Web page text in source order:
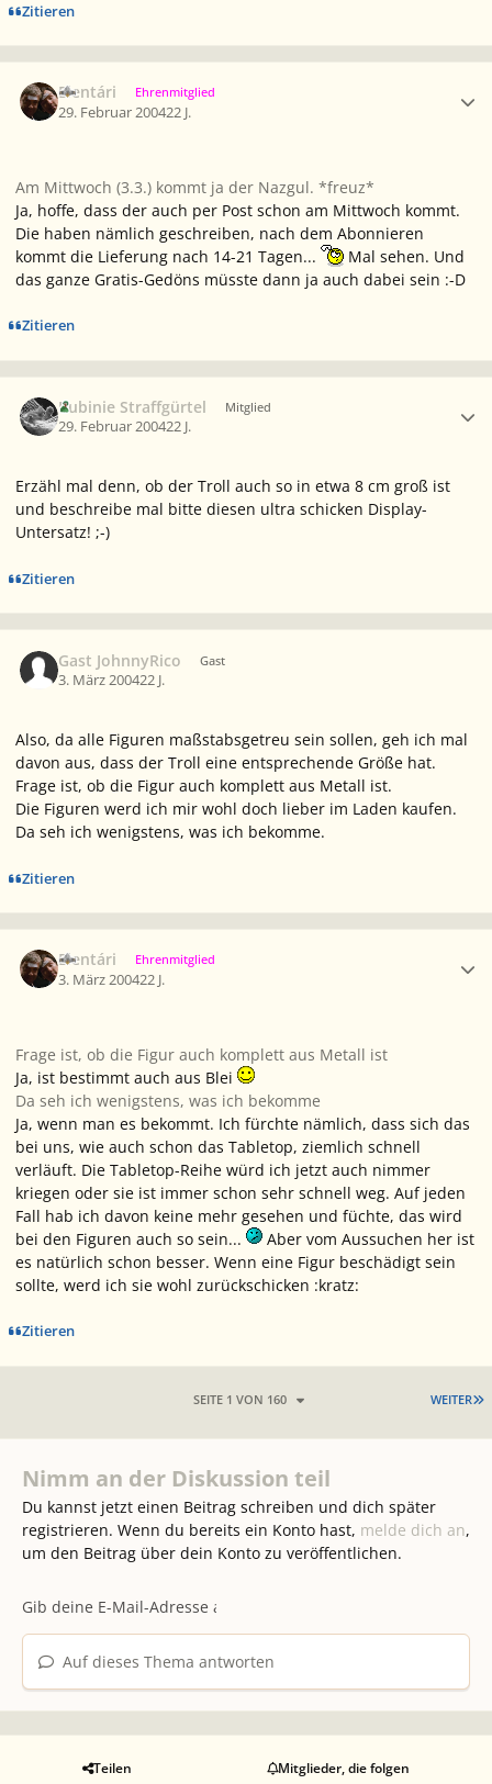
Zitieren
Elentári Ehrenmitglied
29. Februar 200422 J.
Am Mittwoch (3.3.) kommt ja der Nazgul. *freuz*
Ja, hoffe, dass der auch per Post schon am Mittwoch kommt.
Die haben nämlich geschreiben, nach dem Abonnieren
kommt die Lieferung nach 14-21 Tagen...
Mal sehen. Und
das ganze Gratis-Gedöns müsste dann ja auch dabei sein :-D
Zitieren
Rubinie Straffgürtel Mitglied
29. Februar 200422 J.
Erzähl mal denn, ob der Troll auch so in etwa 8 cm groß ist
und beschreibe mal bitte diesen ultra schicken Display-
Untersatz! ;-)
Zitieren
Gast JohnnyRico Gast
3. März 200422 J.
Also, da alle Figuren maßstabsgetreu sein sollen, geh ich mal
davon aus, dass der Troll eine entsprechende Größe hat.
Frage ist, ob die Figur auch komplett aus Metall ist.
Die Figuren werd ich mir wohl doch lieber im Laden kaufen.
Da seh ich wenigstens, was ich bekomme.
Zitieren
Elentári Ehrenmitglied
3. März 200422 J.
Frage ist, ob die Figur auch komplett aus Metall ist
Ja, ist bestimmt auch aus Blei
Da seh ich wenigstens, was ich bekomme
Ja, wenn man es bekommt. Ich fürchte nämlich, dass sich das
bei uns, wie auch schon das Tabletop, ziemlich schnell
verläuft. Die Tabletop-Reihe würd ich jetzt auch nimmer
kriegen oder sie ist immer schon sehr schnell weg. Auf jeden
Fall hab ich davon keine mehr gesehen und füchte, das wird
bei den Figuren auch so sein...
Aber vom Aussuchen her ist
es natürlich schon besser. Wenn eine Figur beschädigt sein
sollte, werd ich sie wohl zurückschicken :kratz:
Zitieren
WEITER
SEITE 1 VON 160
Nimm an der Diskussion teil
Du kannst jetzt einen Beitrag schreiben und dich später
registrieren. Wenn du bereits ein Konto hast, melde dich an,
um den Beitrag über dein Konto zu veröffentlichen.
Auf dieses Thema antworten
Teilen Mitglieder, die folgen